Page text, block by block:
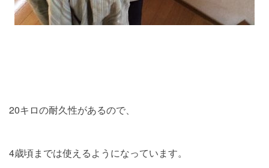
20キロの耐久性があるので、
4歳頃までは使えるようになっています。